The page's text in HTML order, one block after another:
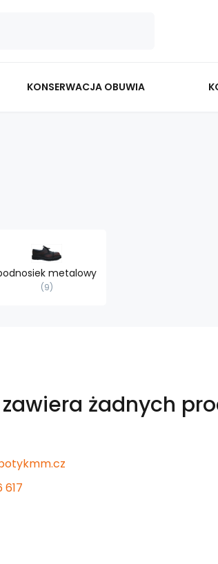
KONSERWACJA OBUWIA
metalowy
9
żadnych
617